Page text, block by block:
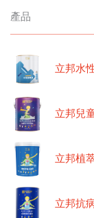
產品
立邦水
立邦兒
立邦植
立邦抗